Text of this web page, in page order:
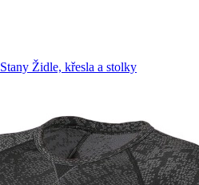
Stany Židle, křesla a stolky